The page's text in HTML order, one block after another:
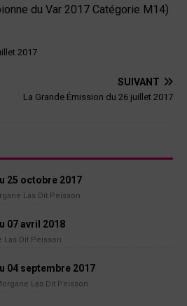
du Var 2017 Catégorie M14)
2017
SUIVANT
La Grande Émission du 26 juillet 2017
25 octobre 2017
Las Dit Peisson
07 avril 2018
Las Dit Peisson
04 septembre 2017
Las Dit Peisson